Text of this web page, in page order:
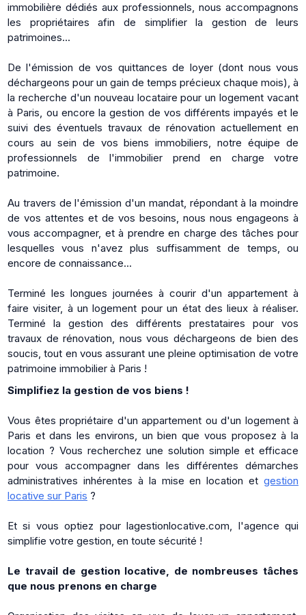
immobilière dédiés aux professionnels, nous accompagnons
les propriétaires afin de simplifier la gestion de leurs
patrimoines...
De l'émission de vos quittances de loyer (dont nous vous
déchargeons pour un gain de temps précieux chaque mois), à
la recherche d'un nouveau locataire pour un logement vacant
à Paris, ou encore la gestion de vos différents impayés et le
suivi des éventuels travaux de rénovation actuellement en
cours au sein de vos biens immobiliers, notre équipe de
professionnels de l'immobilier prend en charge votre
patrimoine.
Au travers de l'émission d'un mandat, répondant à la moindre
de vos attentes et de vos besoins, nous nous engageons à
vous accompagner, et à prendre en charge des tâches pour
lesquelles vous n'avez plus suffisamment de temps, ou
encore de connaissance...
Terminé les longues journées à courir d'un appartement à
faire visiter, à un logement pour un état des lieux à réaliser.
Terminé la gestion des différents prestataires pour vos
travaux de rénovation, nous vous déchargeons de bien des
soucis, tout en vous assurant une pleine optimisation de votre
patrimoine immobilier à Paris !
Simplifiez la gestion de vos biens !
Vous êtes propriétaire d'un appartement ou d'un logement à
Paris et dans les environs, un bien que vous proposez à la
location ? Vous recherchez une solution simple et efficace
pour vous accompagner dans les différentes démarches
administratives inhérentes à la mise en location et gestion
locative sur Paris ?
Et si vous optiez pour lagestionlocative.com, l'agence qui
simplifie votre gestion, en toute sécurité !
Le travail de gestion locative, de nombreuses tâches
que nous prenons en charge